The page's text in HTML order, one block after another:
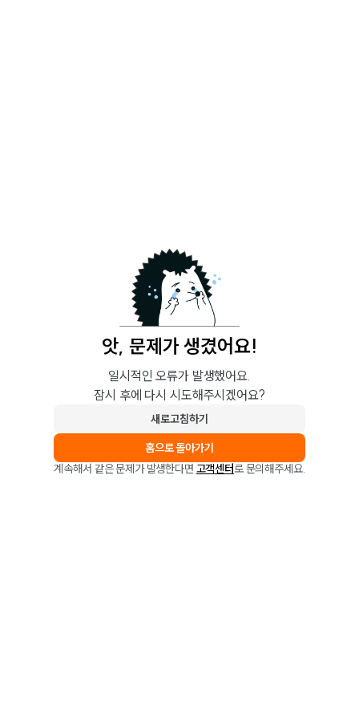
앗, 문제가 생겼어요!
일시적인 오류가 발생했어요.
잠시 후에 다시 시도해주시겠어요?
새로고침하기
홈으로 돌아가기
계속해서 같은 문제가 발생한다면 고객센터로 문의해주세요.